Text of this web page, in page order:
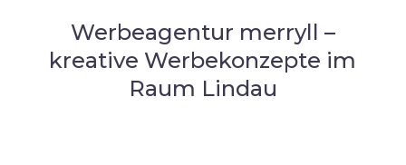
Werbeagentur merryll –
kreative Werbekonzepte im
Raum Lindau